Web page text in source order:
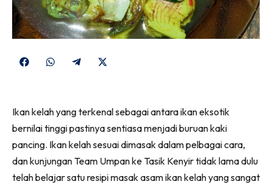
Share
Share
Share
(Twitter)
Ikan kelah yang terkenal sebagai antara ikan eksotik
bernilai tinggi pastinya sentiasa menjadi buruan kaki
pancing. Ikan kelah sesuai dimasak dalam pelbagai cara,
dan kunjungan Team Umpan ke Tasik Kenyir tidak lama dulu
telah belajar satu resipi masak asam ikan kelah yang sangat